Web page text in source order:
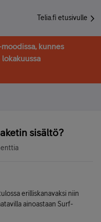
Telia.fi etusivulle
kunnes
sisältö?
erilliskanavaksi niin
ainoastaan Surf-